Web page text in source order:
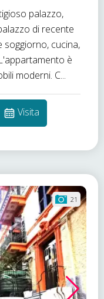
palazzo,
di recente
cucina,
è
moderni. C...
Visita
21